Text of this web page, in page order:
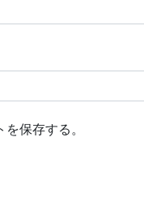
保存する。